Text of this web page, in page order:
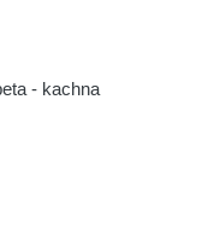
- kachna